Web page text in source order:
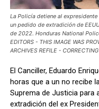
Facebook
Facebook
La Policía detiene al
un pedido de extradición de
de 2022. Honduras National
EDITORS - THIS IMAGE WAS
ARCHIVES REFILE -
El Canciller, Eduardo
horas que a un no recibe
Suprema de Justicia para
extradición del ex